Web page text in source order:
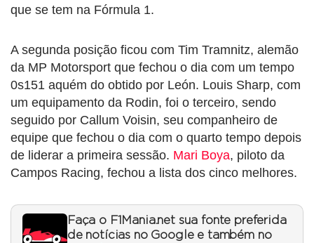
que se tem na Fórmula 1.
A segunda posição ficou com Tim Tramnitz, alemão
da MP Motorsport que fechou o dia com um tempo
0s151 aquém do obtido por León. Louis Sharp, com
um equipamento da Rodin, foi o terceiro, sendo
seguido por Callum Voisin, seu companheiro de
equipe que fechou o dia com o quarto tempo depois
de liderar a primeira sessão. Mari Boya, piloto da
Campos Racing, fechou a lista dos cinco melhores.
Faça o F1Mania.net sua fonte preferida
de notícias no Google e também no